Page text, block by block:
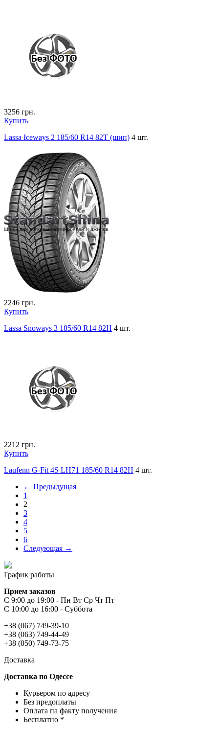
3256 грн.
Купить
Lassa Iceways 2 185/60 R14 82T (шип) 4 шт.
2246 грн.
Купить
Lassa Snoways 3 185/60 R14 82H 4 шт.
2212 грн.
Купить
Laufenn G-Fit 4S LH71 185/60 R14 82H 4 шт.
← Предыдущая
1
2
3
4
5
6
Следующая →
График работы
Прием заказов
С 9:00 до 19:00 - Пн Вт Ср Чт Пт
С 10:00 до 16:00 - Суббота
+38 (067) 749-39-10
+38 (063) 749-44-49
+38 (050) 749-73-75
Доставка
Доставка по Одессе
Курьером по адресу
Без предоплаты
Оплата па факту получения
Бесплатно *